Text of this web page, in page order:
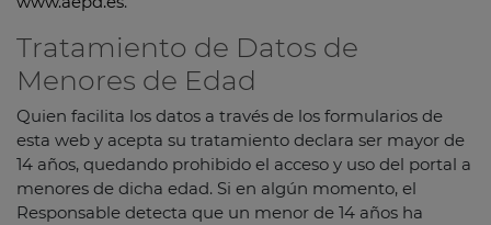
Tratamiento de Datos de
Menores de Edad
Quien facilita los datos a través de los formularios de
esta web y acepta su tratamiento declara ser mayor de
14 años, quedando prohibido el acceso y uso del portal a
menores de dicha edad. Si en algún momento, el
Responsable detecta que un menor de 14 años ha